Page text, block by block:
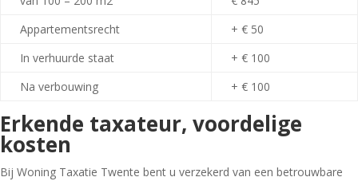
Appartementsrecht
+ € 50
In verhuurde staat
+ € 100
Na verbouwing
+ € 100
Erkende taxateur, voordelige
kosten
Bij Woning Taxatie Twente bent u verzekerd van een betrouwbare